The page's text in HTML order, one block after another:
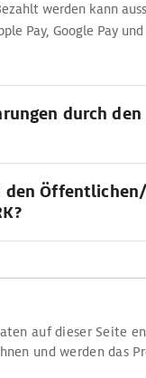
werden kann
Pay, Google Pay
durch den
den
auf dieser Seite
und werden das